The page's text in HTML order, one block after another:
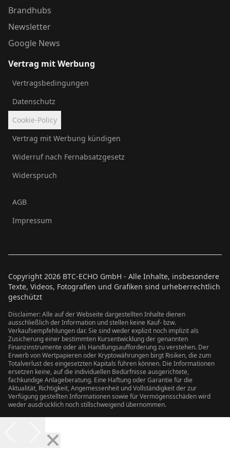
Brandhubs
Newsletter
Google News
Vertrag mit Werbung
Vertragsbedingungen
Datenschutz
Cookie-Policy
Vertrag mit Werbung kündigen
Widerruf nach Fernabsatzgesetz
Widerspruch
AGB
Impressum
Copyright 2026 BTC-ECHO GmbH - Alle Inhalte, insbesondere
Texte, Videos, Fotografien und Grafiken sind urheberrechtlich
geschützt
Disclaimer: Alle auf der Webseite dargestellten Inhalte dienen
ausschließlich der Information und stellen keine Kauf- bzw.
Verkaufsempfehlungen dar. Sie sind weder explizit noch implizit als
Zusicherung einer bestimmten Kursentwicklung der genannten
Finanzinstrumente oder als Handlungsaufforderung zu verstehen. Der
Erwerb von Wertpapieren oder Kryptowährungen birgt Risiken, die zum
Totalverlust des eingesetzten Kapitals führen können. Die Informationen
ersetzen keine, auf die individuellen Bedürfnisse ausgerichtete,
fachkundige Anlageberatung. Eine Haftung oder Garantie für die
Aktualität, Richtigkeit, Angemessenheit und Vollständigkeit der zur
Verfügung gestellten Informationen sowie für Vermögensschäden wird
weder ausdrücklich noch stillschweigend übernommen.